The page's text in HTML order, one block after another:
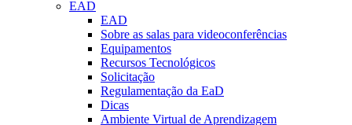
EAD
EAD
Sobre as salas para videoconferências
Equipamentos
Recursos Tecnológicos
Solicitação
Regulamentação da EaD
Dicas
Ambiente Virtual de Aprendizagem